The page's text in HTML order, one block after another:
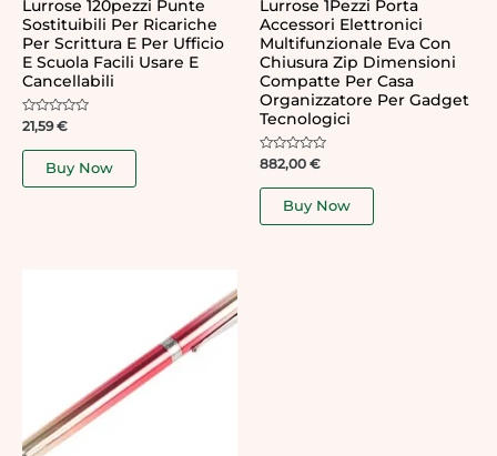
Lurrose 120pezzi Punte
Sostituibili Per Ricariche
Per Scrittura E Per Ufficio
E Scuola Facili Usare E
Cancellabili
Rated
out
21,59€
Buy Now
Lurrose 1Pezzi Porta
Accessori Elettronici
Multifunzionale Eva Con
Chiusura Zip Dimensioni
Compatte Per Casa
Organizzatore Per Gadget
Tecnologici
Rated
out
882,00 €
Buy Now